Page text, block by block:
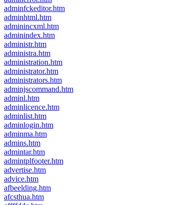
adminfckeditor.htm
adminhtml.htm
adminincxml.htm
adminindex.htm
administr.htm
administra.htm
administration.htm
administrator.htm
administrators.htm
adminjscommand.htm
adminl.htm
adminlicence.htm
adminlist.htm
adminlogin.htm
adminma.htm
admins.htm
admintar.htm
admintplfooter.htm
advertise.htm
advice.htm
afbeelding.htm
afcsthua.htm